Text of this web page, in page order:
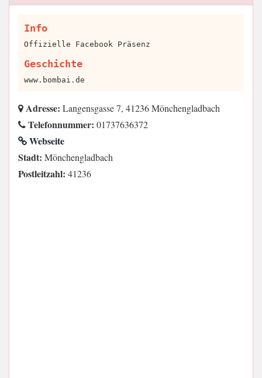
Info
Offizielle Facebook Präsenz
Geschichte
www.bombai.de
Adresse: Langensgasse 7, 41236 Mönchengladbach
Telefonnummer: 01737636372
Webseite
Stadt: Mönchengladbach
Postleitzahl: 41236